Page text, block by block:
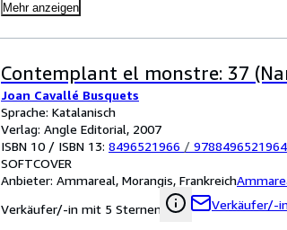
Mehr anzeigen
Contemplant el monstre: 37
Joan Cavallé Busquets
Sprache: Katalanisch
Verlag: Angle Editorial, 2007
ISBN 10 / ISBN 13: 8496521966 / 9788496521964
SOFTCOVER
Anbieter: Ammareal, Morangis, Frankreich
Verkäufer/-in mit 5 Sternen
Verkäufer/-